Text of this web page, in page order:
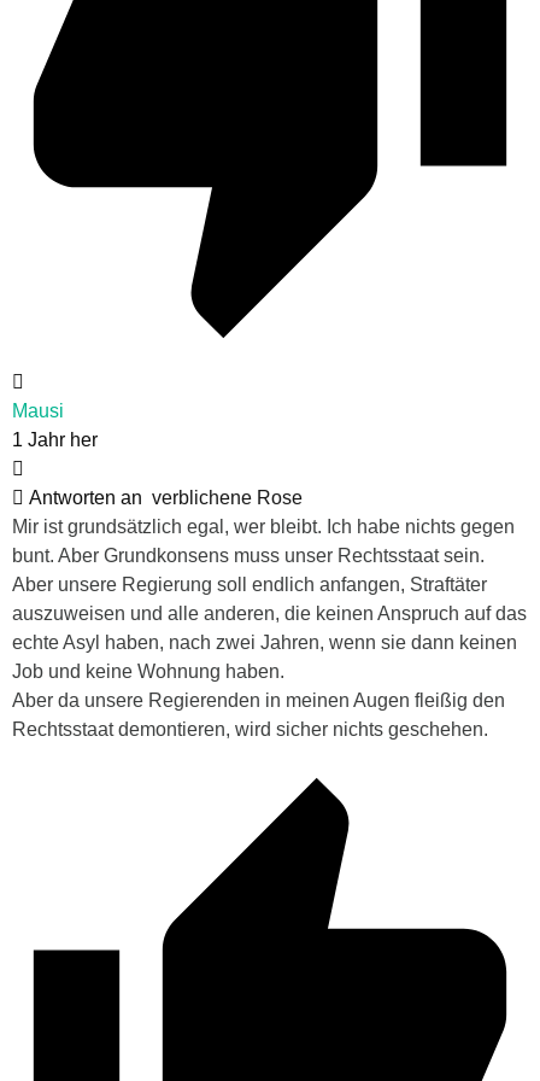
Mausi
1 Jahr her
Antworten an verblichene Rose
Mir ist grundsätzlich egal, wer bleibt. Ich habe nichts gegen
bunt. Aber Grundkonsens muss unser Rechtsstaat sein.
Aber unsere Regierung soll endlich anfangen, Straftäter
auszuweisen und alle anderen, die keinen Anspruch auf das
echte Asyl haben, nach zwei Jahren, wenn sie dann keinen
Job und keine Wohnung haben.
Aber da unsere Regierenden in meinen Augen fleißig den
Rechtsstaat demontieren, wird sicher nichts geschehen.